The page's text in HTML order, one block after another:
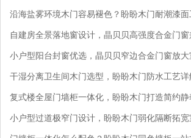
沿海盐雾环境木门容易褪色？盼盼木门耐潮漆
自建房全景落地窗设计，晶贝贝高强度合金门
小户型阳台封窗优选，晶贝贝窄边合金门窗放
干湿分离卫生间木门选型，盼盼木门防水工艺
复式楼全屋门墙柜一体化，盼盼木门打造简约静
小户型过道极窄门设计，盼盼木门弱化隔断拓